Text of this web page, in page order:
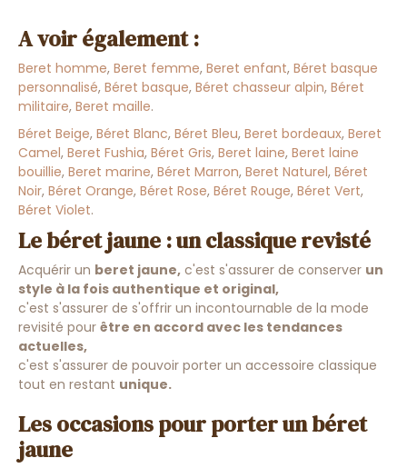
A voir également :
Beret homme, Beret femme, Beret enfant, Béret basque
personnalisé, Béret basque, Béret chasseur alpin, Béret
militaire, Beret maille.
Béret Beige, Béret Blanc, Béret Bleu, Beret bordeaux, Beret
Camel, Beret Fushia, Béret Gris, Beret laine, Beret laine
bouillie, Beret marine, Béret Marron, Beret Naturel, Béret
Noir, Béret Orange, Béret Rose, Béret Rouge, Béret Vert,
Béret Violet.
Le béret jaune : un classique revisté
Acquérir un beret jaune, c'est s'assurer de conserver un
style à la fois authentique et original,
c'est s'assurer de s'offrir un incontournable de la mode
revisité pour être en accord avec les tendances
actuelles,
c'est s'assurer de pouvoir porter un accessoire classique
tout en restant unique.
Les occasions pour porter un béret
jaune